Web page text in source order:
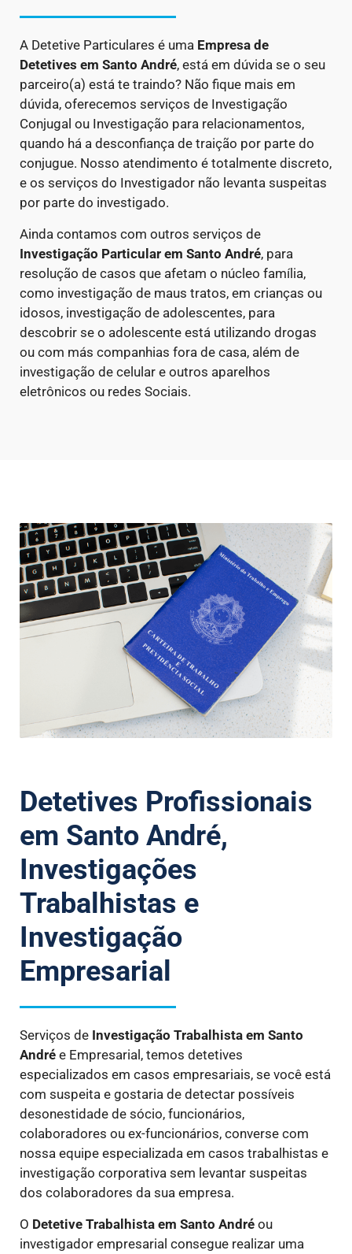
A Detetive Particulares é uma Empresa de
Detetives em Santo André, está em dúvida se o seu
parceiro(a) está te traindo? Não fique mais em
dúvida, oferecemos serviços de Investigação
Conjugal ou Investigação para relacionamentos,
quando há a desconfiança de traição por parte do
conjugue. Nosso atendimento é totalmente discreto,
e os serviços do Investigador não levanta suspeitas
por parte do investigado.
Ainda contamos com outros serviços de
Investigação Particular em Santo André, para
resolução de casos que afetam o núcleo família,
como investigação de maus tratos, em crianças ou
idosos, investigação de adolescentes, para
descobrir se o adolescente está utilizando drogas
ou com más companhias fora de casa, além de
investigação de celular e outros aparelhos
eletrônicos ou redes Sociais.
Detetives Profissionais
em Santo André,
Investigações
Trabalhistas e
Investigação
Empresarial
Serviços de Investigação Trabalhista em Santo
André e Empresarial, temos detetives
especializados em casos empresariais, se você está
com suspeita e gostaria de detectar possíveis
desonestidade de sócio, funcionários,
colaboradores ou ex-funcionários, converse com
nossa equipe especializada em casos trabalhistas e
investigação corporativa sem levantar suspeitas
dos colaboradores da sua empresa.
O Detetive Trabalhista em Santo André ou
investigador empresarial consegue realizar uma